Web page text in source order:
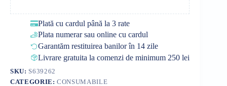
Plată cu cardul până la 3 rate
Plata numerar sau online cu cardul
Garantăm restituirea banilor în 14 zile
Livrare gratuita la comenzi de minimum 250 lei
SKU: S639262
CATEGORIE:CONSUMABILE